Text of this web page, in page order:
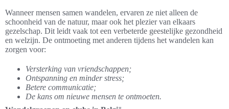
Wanneer mensen samen wandelen, ervaren ze niet alleen de
schoonheid van de natuur, maar ook het plezier van elkaars
gezelschap. Dit leidt vaak tot een verbeterde geestelijke gezondheid
en welzijn. De ontmoeting met anderen tijdens het wandelen kan
zorgen voor:
Versterking van vriendschappen;
Ontspanning en minder stress;
Betere communicatie;
De kans om nieuwe mensen te ontmoeten.